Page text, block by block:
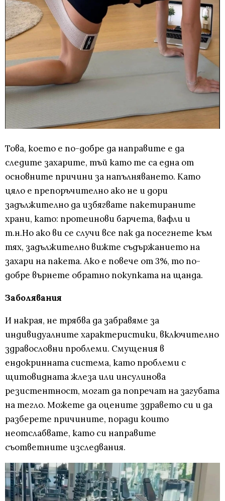
Това, което е по-добре да направите е да
следите захарите, тъй като те са една от
основните причини за напълняването. Като
цяло е препоръчително ако не и дори
задължително да избягвате пакетираните
храни, като: протеинови барчета, вафли и
т.н.Но ако ви се случи все пак да посегнете към
тях, задължително вижте съдържанието на
захари на пакета. Ако е повече от 3%, то по-
добре върнете обратно покупката на щанда.
Заболявания
И накрая, не трябва да забравяме за
индивидуалните характеристики, включително
здравословни проблеми. Смущения в
ендокринната система, като проблеми с
щитовидната жлеза или инсулинова
резистентност, могат да попречат на загубата
на тегло. Можете да оцените здравето си и да
разберете причините, поради които
неотслабвате, като си направите
съответните изследвания.